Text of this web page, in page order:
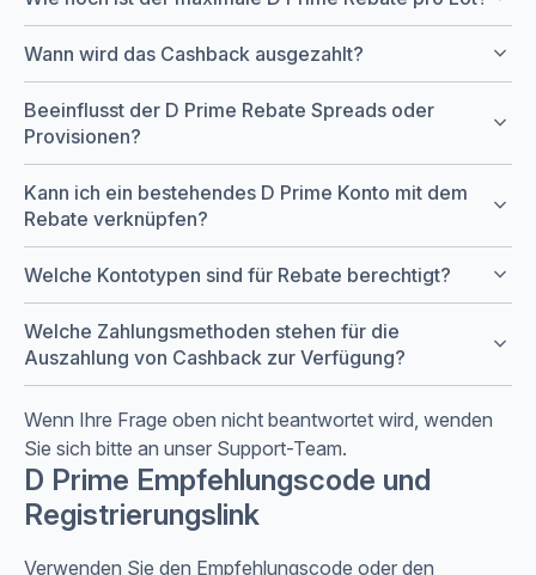
Wann wird das Cashback ausgezahlt? keyboard_arrow_down
Beeinflusst der D Prime Rebate Spreads oder
Provisionen?
keyboard_arrow_down
Kann ich ein bestehendes D Prime Konto mit dem
Rebate verknüpfen?
keyboard_arrow_down
Welche Kontotypen sind für Rebate berechtigt? keyboard_arrow_down
Welche Zahlungsmethoden stehen für die
Auszahlung von Cashback zur Verfügung?
keyboard_arrow_down
Wenn Ihre Frage oben nicht beantwortet wird, wenden
Sie sich bitte an unser Support-Team.
D Prime Empfehlungscode und
Registrierungslink
Verwenden Sie den Empfehlungscode oder den